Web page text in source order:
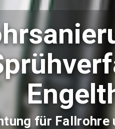
für